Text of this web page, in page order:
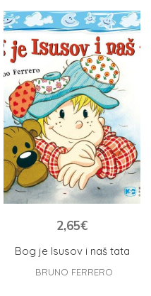
Bog je Isusov i naš tata
2,65€
BRUNO FERRERO